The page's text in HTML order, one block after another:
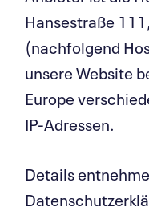
Hansestraße
(nachfolgend
unsere Website
Europe
IP-Adressen.
Details